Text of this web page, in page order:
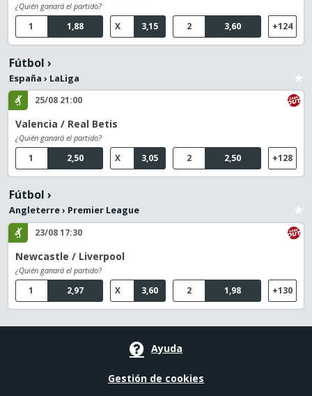
¿Quién ganará el partido?
1,88
1 3,15
X 3,60
2 +124
Fútbol ›
España › LaLiga
25/08 21:00
Valencia / Real Betis
¿Quién ganará el partido?
2,50
1 3,05
X 2,50
2 +128
Fútbol ›
Angleterre› Premier League
23/08 17:30
Newcastle / Liverpool
¿Quién ganará el partido?
2,97
1 3,60
X 1,98
2 +130
Ayuda
Gestión de cookies